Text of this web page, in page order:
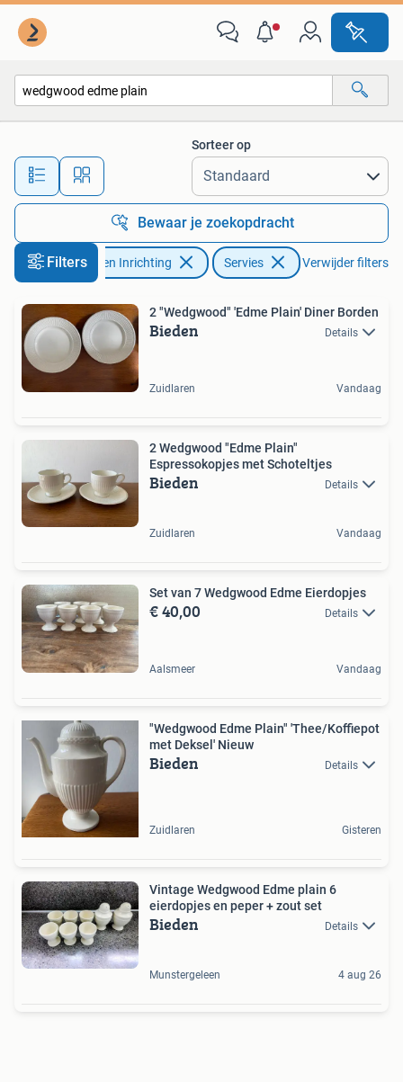
Alle afstanden…
Sorteer op
Bewaar je zoekopdracht
FiltersHuis en Inrichting Servies Verwijder filters
2 "Wedgwood" 'Edme Plain' Diner Borden
Bieden Details
Zuidlaren Vandaag
2 Wedgwood "Edme Plain"
Espressokopjes met Schoteltjes
Bieden Details
Zuidlaren Vandaag
Set van 7 Wedgwood Edme Eierdopjes
€ 40,00 Details
Aalsmeer Vandaag
"Wedgwood Edme Plain" 'Thee/Koffiepot
met Deksel' Nieuw
Bieden Details
Zuidlaren Gisteren
Vintage Wedgwood Edme plain 6
eierdopjes en peper + zout set
Bieden Details
Munstergeleen 4 aug 26